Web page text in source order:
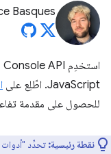
Basques
JavaScript. اطّلِع على
للحصول على مقدمة
نقطة رئيسية: تحدِّد